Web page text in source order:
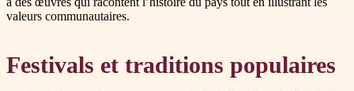
valeurs communautaires.
Festivals et traditions populaires